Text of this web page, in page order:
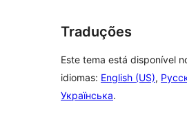
Traduções
Este tema está disponível
idiomas: English (US),
Українська.